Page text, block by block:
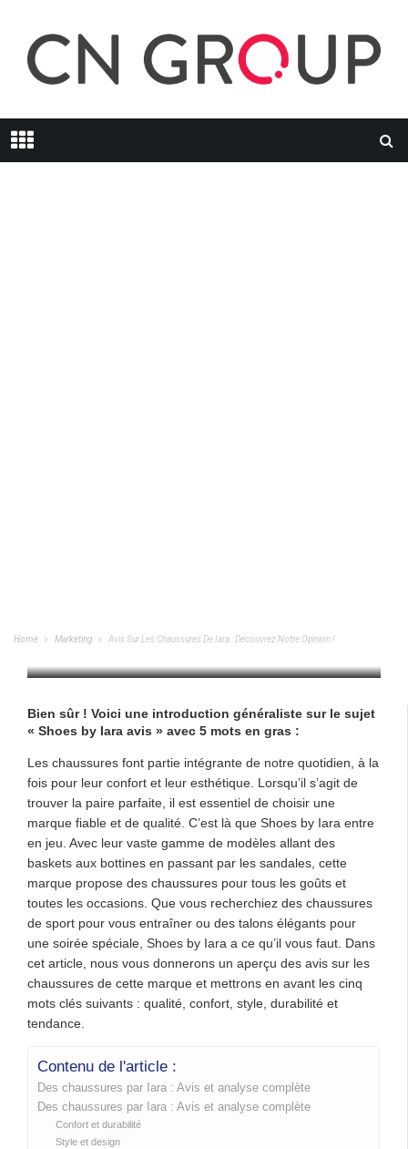
Home Marketing Avis Sur Les Chaussures De Iara : Découvrez Notre Opinion !
Bien sûr ! Voici une introduction généraliste sur le sujet
« Shoes by Iara avis » avec 5 mots en gras :
Les chaussures font partie intégrante de notre quotidien, à la
fois pour leur confort et leur esthétique. Lorsqu’il s’agit de
trouver la paire parfaite, il est essentiel de choisir une
marque fiable et de qualité. C’est là que Shoes by Iara entre
en jeu. Avec leur vaste gamme de modèles allant des
baskets aux bottines en passant par les sandales, cette
marque propose des chaussures pour tous les goûts et
toutes les occasions. Que vous recherchiez des chaussures
de sport pour vous entraîner ou des talons élégants pour
une soirée spéciale, Shoes by Iara a ce qu’il vous faut. Dans
cet article, nous vous donnerons un aperçu des avis sur les
chaussures de cette marque et mettrons en avant les cinq
mots clés suivants : qualité, confort, style, durabilité et
tendance.
Contenu de l'article :
Des chaussures par Iara : Avis et analyse complète
Des chaussures par Iara : Avis et analyse complète
Confort et durabilité
Style et design